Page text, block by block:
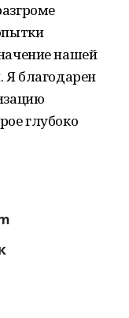
нашей
Я благодарен
глубоко